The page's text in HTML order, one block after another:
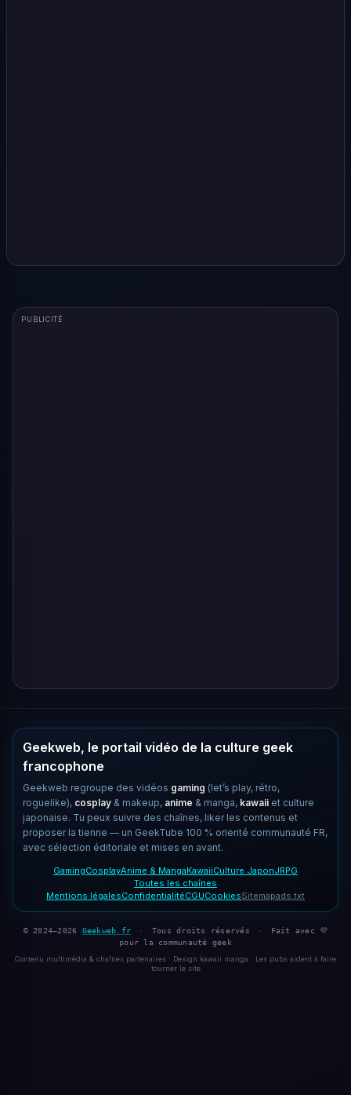
PUBLICITÉ
Geekweb, le portail vidéo de la culture geek
francophone
Geekweb regroupe des vidéos gaming (let’s play, rétro,
roguelike), cosplay & makeup, anime & manga, kawaii et culture
japonaise. Tu peux suivre des chaînes, liker les contenus et
proposer la tienne — un GeekTube 100 % orienté communauté FR,
avec sélection éditoriale et mises en avant.
GamingCosplayAnime & MangaKawaiiCulture JaponJRPG
Toutes les chaînes
Mentions légalesConfidentialitéCGUCookiesSitemapads.txt
© 2024–2026 Geekweb.fr · Tous droits réservés ·
Fait avec 💜
pour la communauté geek
Contenu multimédia & chaînes partenaires · Design kawaii manga · Les pubs aident à faire
tourner le site